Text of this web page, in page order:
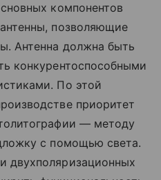
компонентов
позволяющие
Антенна должна быть
конкурентоспособными
По этой
приоритет
— методу
с помощью света.
двухполяризационных